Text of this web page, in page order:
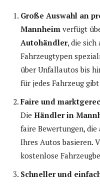
Große Auswahl an
Mannheim verfügt
Autohändler, die sich
Fahrzeugtypen
über Unfallautos bis
für jedes Fahrzeug
Faire und
Die Händler in
faire Bewertungen,
Ihres Autos basieren.
kostenlose
Schneller und